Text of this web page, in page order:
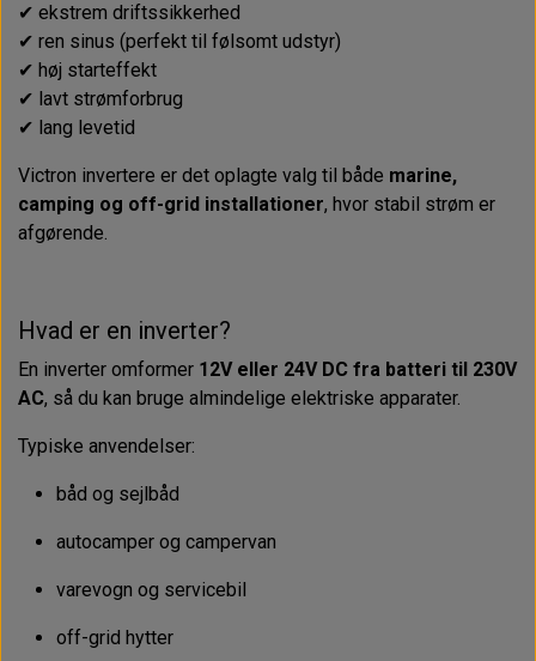
✔ ekstrem driftssikkerhed
✔ ren sinus (perfekt til følsomt udstyr)
✔ høj starteffekt
✔ lavt strømforbrug
✔ lang levetid
Victron invertere er det oplagte valg til både marine,
camping og off-grid installationer, hvor stabil strøm er
afgørende.
Hvad er en inverter?
En inverter omformer 12V eller 24V DC fra batteri til 230V
AC, så du kan bruge almindelige elektriske apparater.
Typiske anvendelser:
båd og sejlbåd
autocamper og campervan
varevogn og servicebil
off-grid hytter